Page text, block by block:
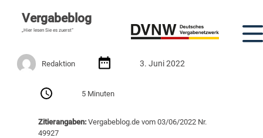
Vergabeblog
„Hier lesen Sie es zuerst“
Redaktion 3. Juni 2022
5 Minuten
Zitierangaben:Vergabeblog.de vom 03/06/2022 Nr.
49927